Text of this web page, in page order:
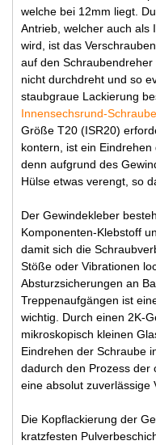
welche bei 12mm liegt.
Antrieb, welcher auch als
wird, ist das
auf den
nicht durchdreht und so
staubgraue Lackierung
Innensechsrund-
Größe T20 (ISR20)
kontern, ist ein Eindrehen
denn aufgrund des
Hülse etwas verengt, so
Der Gewindekleber
Komponenten-Klebstoff
damit sich die
Stöße oder Vibrationen
Absturzsicherungen an
Treppenaufgängen ist
wichtig. Durch einen 2K-
mikroskopisch kleinen
Eindrehen der Schraube
dadurch den Prozess der
eine absolut zuverlässige
Die Kopflackierung der
kratzfesten